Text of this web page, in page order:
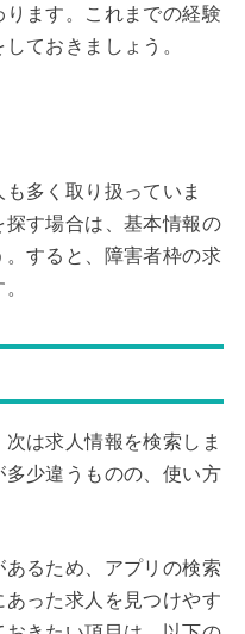
ます。これまでの経験
ておきましょう。
多く取り扱っていま
す場合は、基本情報の
すると、障害者枠の求
は求人情報を検索しま
少違うものの、使い方
るため、アプリの検索
った求人を見つけやす